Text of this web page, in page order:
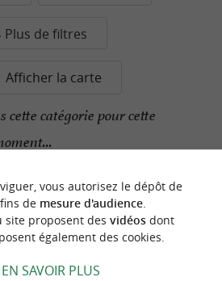
Plus de filtres
Afficher la carte
cette catégorie pour cette
n
o
t
r
e
c
o
u
p
d
e
c
o
e
u
r
vous autorisez le dépôt de
de mesure d'audience.
site proposent des vidéosdont
également des cookies.
EN SAVOIR PLUS